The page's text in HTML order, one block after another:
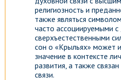
религиозность и
также являться
часто ассоциируемыми
сверхъестественными
сон о «Крыльях» может
значение в контексте
развития, а также
связи.